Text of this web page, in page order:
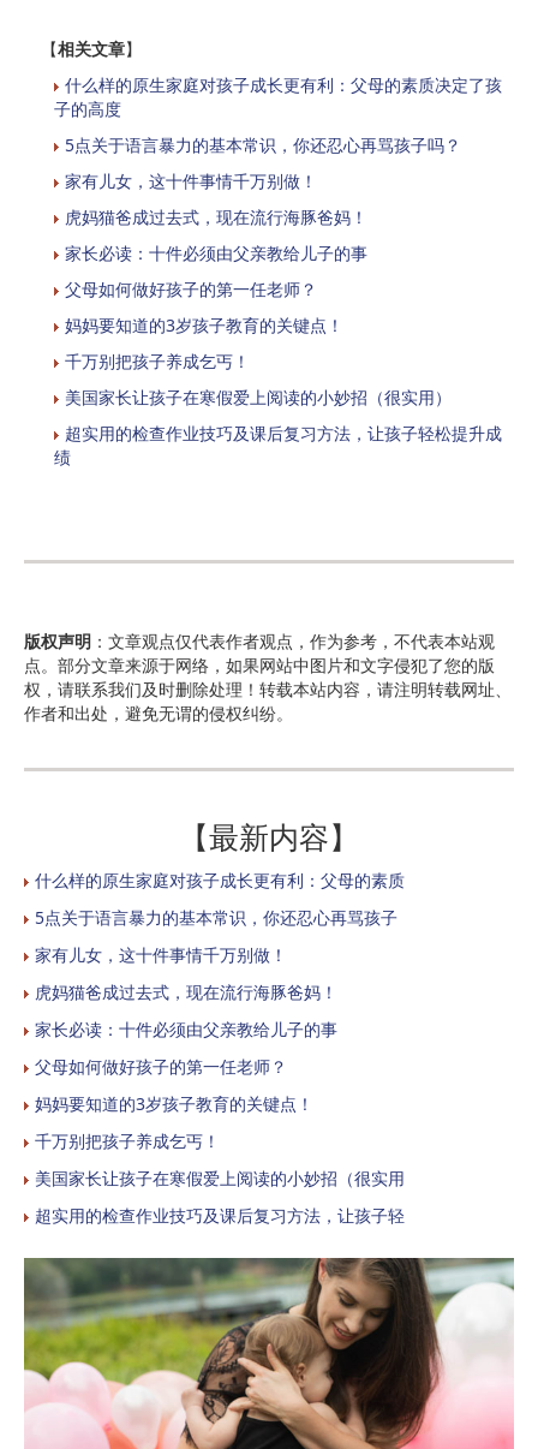
【相关文章】
什么样的原生家庭对孩子成长更有利：父母的素质决定了孩
子的高度
5点关于语言暴力的基本常识，你还忍心再骂孩子吗？
家有儿女，这十件事情千万别做！
虎妈猫爸成过去式，现在流行海豚爸妈！
家长必读：十件必须由父亲教给儿子的事
父母如何做好孩子的第一任老师？
妈妈要知道的3岁孩子教育的关键点！
千万别把孩子养成乞丐！
美国家长让孩子在寒假爱上阅读的小妙招（很实用）
超实用的检查作业技巧及课后复习方法，让孩子轻松提升成
绩
版权声明 ：文章观点仅代表作者观点，作为参考，不代表本站观
点。部分文章来源于网络，如果网站中图片和文字侵犯了您的版
权，请联系我们及时删除处理！转载本站内容，请注明转载网址、
作者和出处，避免无谓的侵权纠纷。
【最新内容】
什么样的原生家庭对孩子成长更有利：父母的素质
5点关于语言暴力的基本常识，你还忍心再骂孩子
家有儿女，这十件事情千万别做！
虎妈猫爸成过去式，现在流行海豚爸妈！
家长必读：十件必须由父亲教给儿子的事
父母如何做好孩子的第一任老师？
妈妈要知道的3岁孩子教育的关键点！
千万别把孩子养成乞丐！
美国家长让孩子在寒假爱上阅读的小妙招（很实用
超实用的检查作业技巧及课后复习方法，让孩子轻